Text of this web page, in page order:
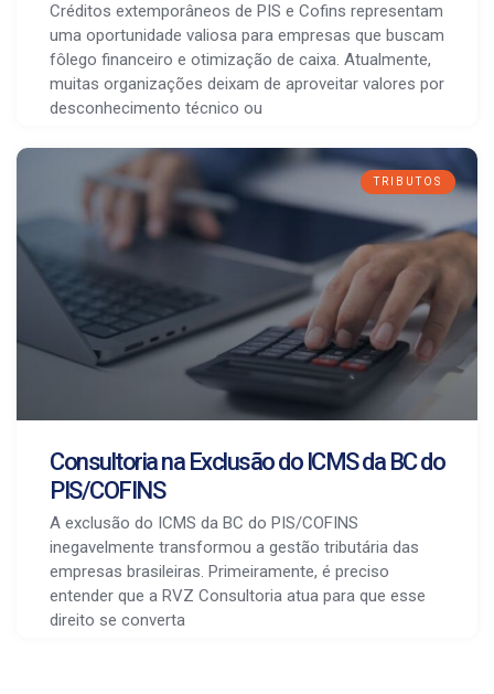
Créditos extemporâneos de PIS e Cofins representam
uma oportunidade valiosa para empresas que buscam
fôlego financeiro e otimização de caixa. Atualmente,
muitas organizações deixam de aproveitar valores por
desconhecimento técnico ou
TRIBUTOS
Consultoria na Exclusão do ICMS da BC do
PIS/COFINS
A exclusão do ICMS da BC do PIS/COFINS
inegavelmente transformou a gestão tributária das
empresas brasileiras. Primeiramente, é preciso
entender que a RVZ Consultoria atua para que esse
direito se converta